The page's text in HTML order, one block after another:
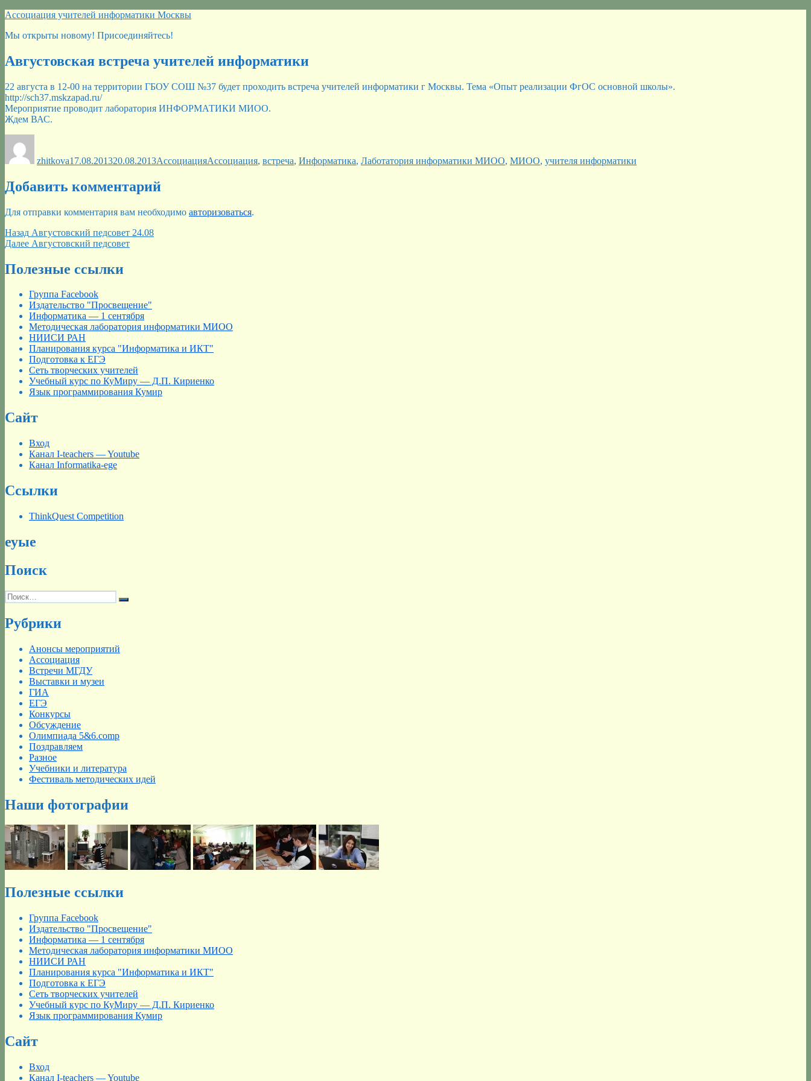
Перейти
содержимому
Ассоциация учителей информатики Москвы
Мы открыты новому! Присоединяйтесь!
Августовская встреча учителей информатики
22 августа в 12-00 на территории ГБОУ СОШ №37 будет проходить встреча учителей информатики г Москвы. Тема «Опыт реализации ФгОС основной школы».
http://sch37.mskzapad.ru/
Мероприятие проводит лаборатория ИНФОРМАТИКИ МИОО.
Ждем ВАС.
zhitkova17.08.201320.08.2013АссоциацияАссоциация, встреча, Информатика, Лаботатория информатики МИОО, МИОО, учителя информатики
Добавить комментарий
Для отправки комментария вам необходимо авторизоваться.
Навигация
по
записям
Назад Предыдущая
запись:
Августовский педсовет 24.08
Далее Следующая
Августовский педсовет
Полезные ссылки
Группа Facebook
Издательство "Просвещение"
Информатика — 1 сентября
Методическая лаборатория информатики МИОО
НИИСИ РАН
Планирования курса "Информатика и ИКТ"
Подготовка к ЕГЭ
Сеть творческих учителей
Учебный курс по КуМиру — Д.П. Кириенко
Язык программирования Кумир
Сайт
Вход
Канал I-teachers — Youtube
Канал Informatika-ege
Ссылки
ThinkQuest Competition
еуые
Поиск
Искать:
Поиск
Рубрики
Анонсы мероприятий
Ассоциация
Встречи МГДУ
Выставки и музеи
ГИА
ЕГЭ
Конкурсы
Обсуждение
Олимпиада 5&6.comp
Поздравляем
Разное
Учебники и литература
Фестиваль методических идей
Наши фотографии
Полезные ссылки
Группа Facebook
Издательство "Просвещение"
Информатика — 1 сентября
Методическая лаборатория информатики МИОО
НИИСИ РАН
Планирования курса "Информатика и ИКТ"
Подготовка к ЕГЭ
Сеть творческих учителей
Учебный курс по КуМиру — Д.П. Кириенко
Язык программирования Кумир
Сайт
Вход
Канал I-teachers — Youtube